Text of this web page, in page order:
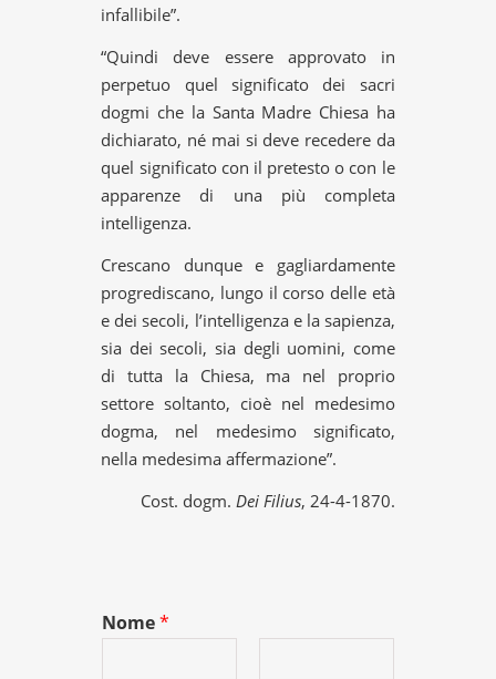
infallibile”.
“Quindi deve essere approvato in
perpetuo quel significato dei sacri
dogmi che la Santa Madre Chiesa ha
dichiarato, né mai si deve recedere da
quel significato con il pretesto o con le
apparenze di una più completa
intelligenza.
Crescano dunque e gagliardamente
progrediscano, lungo il corso delle età
e dei secoli, l’intelligenza e la sapienza,
sia dei secoli, sia degli uomini, come
di tutta la Chiesa, ma nel proprio
settore soltanto, cioè nel medesimo
dogma, nel medesimo significato,
nella medesima affermazione”.
Cost. dogm. Dei Filius, 24-4-1870.
Nome*